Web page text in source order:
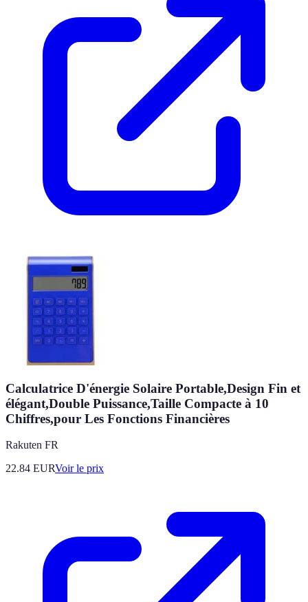
Calculatrice D'énergie Solaire Portable,Design Fin et
élégant,Double Puissance,Taille Compacte à 10
Chiffres,pour Les Fonctions Financières
Rakuten FR
22.84 EURVoir le prix